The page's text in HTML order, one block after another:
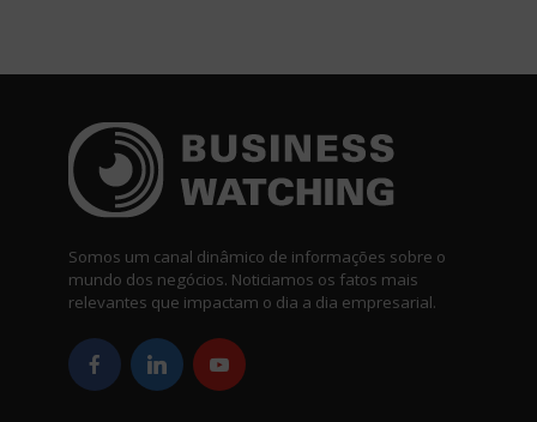
Somos um canal dinâmico de informações sobre o
mundo dos negócios. Noticiamos os fatos mais
relevantes que impactam o dia a dia empresarial.